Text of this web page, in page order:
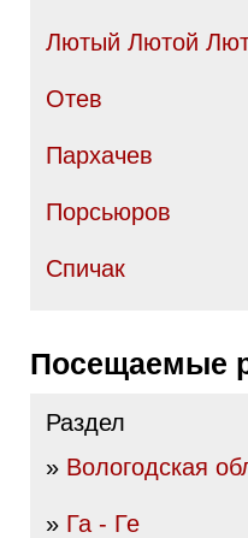
Лютый Лютой
Отев
Пархачев
Порсьюров
Спичак
Посещаемые
Раздел
» Вологодская
» Га - Ге